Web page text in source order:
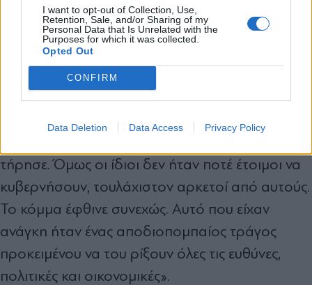
I want to opt-out of Collection, Use,
Retention, Sale, and/or Sharing of my
Personal Data that Is Unrelated with the
Purposes for which it was collected.
Opted Out
CONFIRM
Data Deletion Data Access Privacy Policy
μου, θα εκφράσει την πεποίθηση πως έχω πολλά
να προσφέρω στην Ελλάδα, και αυτό θα πρέπει
να γίνει μέσα από ένα νέο ΣΥΡΙΖΑ, με νέους
ανθρώπους, που θα στήριζε από άλλο ρόλο.
Τώρα πια το είχα καταλάβει. Η αλήθεια ήταν μία:
Δεν είχε κερδίσει ποτέ ο ΣΥΡΙΖΑ τις εκλογές. Ο
τήρησε. Όμως οι ίδιοι δεν ήταν ποτέ έτοιμοι να
κυβερνήσουν, τουλάχιστον αρκετοί από αυτούς.
Το κόμμα έφθινε συνεχώς. Αυτό που είχαν
ανάγκη ήταν ένας αποδιοπομπαίος τράγος
προκειμένου να του ρίξουν όλες τις ευθύνες,
πολιτικές και οικονομικές».